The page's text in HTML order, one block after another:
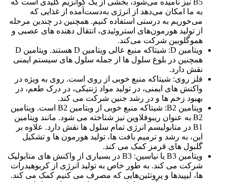
B5 نیز نامیده می‌شود، بخشی از یک کوآنزیم کلیدی است که
به ما امکان می‌دهد از انرژی به‌دست‌آمده از غذایی که
می‌خوریم به درستی استفاده کنیم. همچنین در چندین مرحله
از تولید هورمون‌های استروئیدی، انتقال دهنده های عصبی و
هموگلوبین شرکت می‌کند.
ویتامین D: شیتاکه منبع عالی ویتامین D هستند. ویتامین D
همچنین در بلوغ سلول ها از جمله سلول های سیستم ایمنی
نقش دارد.
فلز روی: شیتاکه منبع خوبی از روی است. روی به ویژه در
واکنش های ایمنی، در تولید مواد ژنتیکی، در درک طعم، در
بهبود زخم ها و در رشد جنین شرکت می کند.
ویتامین B2: شیتاکه منبع خوبی از ویتامین B2 است. ویتامین
B2 به عنوان ریبوفلاوین نیز شناخته می شود. مانند ویتامین
B1 در متابولیسم انرژی تمام سلول ها نقش دارد. علاوه بر
این، به رشد و ترمیم بافت ها، تولید هورمون ها و تشکیل
گلبول های قرمز کمک می کند.
ویتامین B3 یا نیاسین: B3 در بسیاری از واکنش های متابولیک
شرکت می کند. به طور خاص به تولید انرژی از کربوهیدرات
ها، لیپیدها و پروتئین‌هایی که مصرف می کنیم کمک می کند.